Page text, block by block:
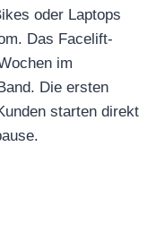
oder Laptops
Das Facelift-
im
Die ersten
starten direkt